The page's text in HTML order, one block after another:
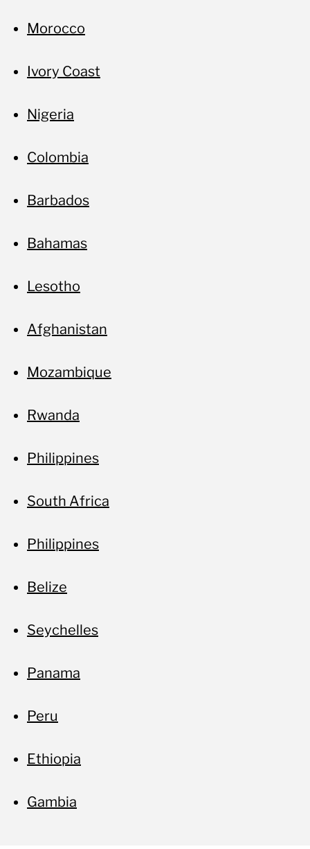
Morocco
Ivory Coast
Nigeria
Colombia
Barbados
Bahamas
Lesotho
Afghanistan
Mozambique
Rwanda
Philippines
South Africa
Philippines
Belize
Seychelles
Panama
Peru
Ethiopia
Gambia